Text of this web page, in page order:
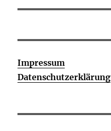
Impressum
Datenschutzerklärung